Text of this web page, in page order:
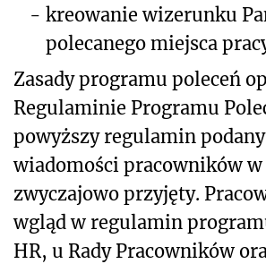
- kreowanie wizerunku
polecanego miejsca
Zasady programu poleceń
Regulaminie Programu
powyższy regulamin
wiadomości pracowników w
zwyczajowo przyjęty.
wgląd w regulamin
HR, u Rady Pracowników